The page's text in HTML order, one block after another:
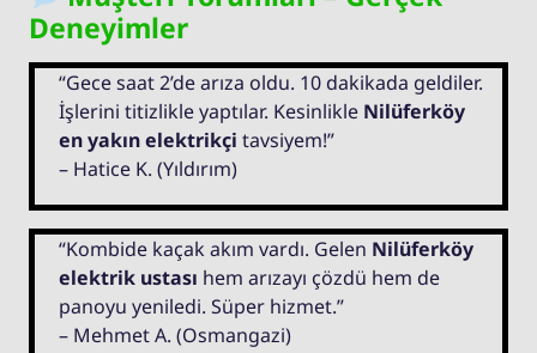
Deneyimler
“Gece saat 2’de arıza oldu. 10 dakikada geldiler.
İşlerini titizlikle yaptılar. Kesinlikle Nilüferköy
en yakın elektrikçi tavsiyem!”
– Hatice K. (Yıldırım)
“Kombide kaçak akım vardı. Gelen Nilüferköy
elektrik ustası hem arızayı çözdü hem de
panoyu yeniledi. Süper hizmet.”
– Mehmet A. (Osmangazi)